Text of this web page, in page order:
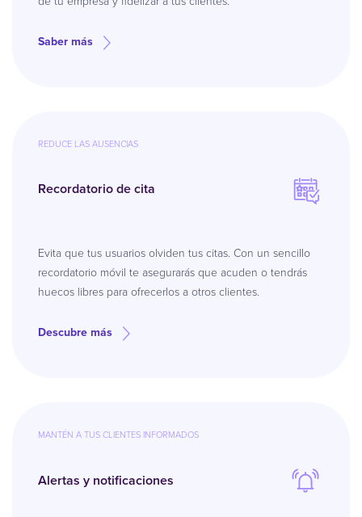
Saber más
REDUCE LAS AUSENCIAS
Recordatorio de cita
Evita que tus usuarios olviden tus citas. Con un sencillo
recordatorio móvil te asegurarás que acuden o tendrás
huecos libres para ofrecerlos a otros clientes.
Descubre más
MANTÉN A TUS CLIENTES INFORMADOS
Alertas y notificaciones